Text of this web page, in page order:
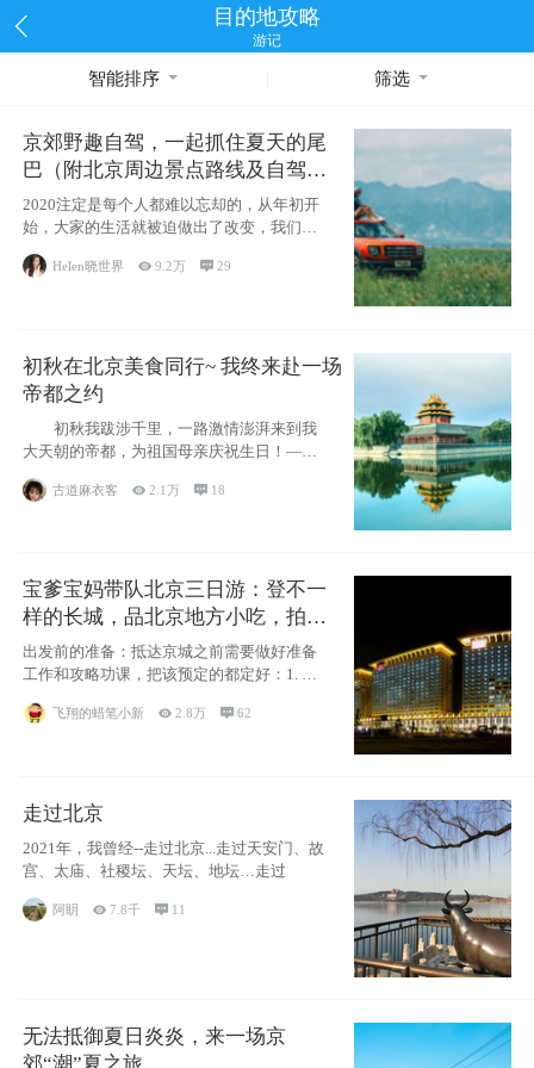
目的地攻略
游记
智能排序 筛选
京郊野趣自驾，一起抓住夏天的尾
巴（附北京周边景点路线及自驾攻
略）
2020注定是每个人都难以忘却的，从年初开
始，大家的生活就被迫做出了改变，我们也
不例外。本来双双辞职是为
Helen晓世界 9.2万 29
初秋在北京美食同行~ 我终来赴一场
帝都之约
初秋我跋涉千里，一路激情澎湃来到我
大天朝的帝都，为祖国母亲庆祝生日！——
古道麻衣客 2.1万  18
宝爹宝妈带队北京三日游：登不一
样的长城，品北京地方小吃，拍盘
古七星夜景！
出发前的准备：抵达京城之前需要做好准备
工作和攻略功课，把该预定的都定好：1. 酒
飞翔的蜡笔小新 2.8万 62
走过北京
2021年，我曾经--走过北京...走过天安门、故
宫、太庙、社稷坛、天坛、地坛…走过
阿眀 7.8千  11
无法抵御夏日炎炎，来一场京